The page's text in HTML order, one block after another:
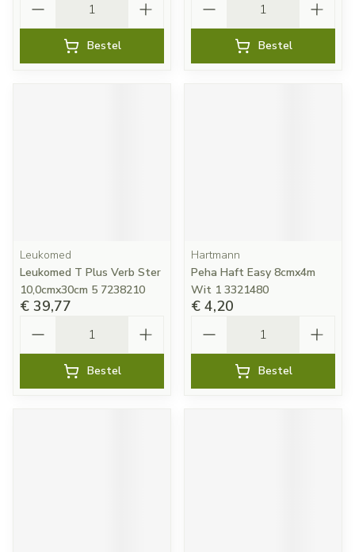
Bestel Bestel
Leukomed
Leukomed T Plus Verb Ster
10,0cmx30cm 5 7238210
€ 39,77
Bestel
Hartmann
Peha Haft Easy 8cmx4m
Wit 1 3321480
€ 4,20
Bestel